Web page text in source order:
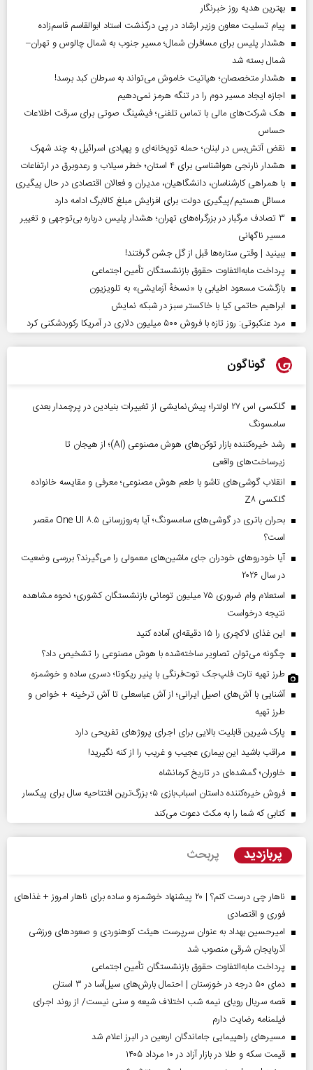
بهترین هدیه روز خبرنگار
پیام تسلیت معاون وزیر ارشاد در پی درگذشت استاد ابوالقاسم قاسم‌زاده
هشدار پلیس برای مسافران شمال؛ مسیر جنوب به شمال چالوس و تهران–
شمال بسته شد
هشدار متخصصان؛ هپاتیت خاموش می‌تواند به سرطان کبد برسد!
اجازه ایجاد مسیر دوم را در تنگه هرمز نمی‌دهیم
هک شرکت‌های مالی با تماس تلفنی؛ فیشینگ صوتی برای سرقت اطلاعات
حساس
نقض آتش‌بس در لبنان؛ حمله توپخانه‌ای و پهپادی اسرائیل به چند شهرک
هشدار نارنجی هواشناسی برای ۴ استان؛ خطر سیلاب و رعدوبرق در ارتفاعات
با همراهی کارشناسان، دانشگاهیان، مدیران و فعالان اقتصادی در حال پیگیری
مسائل هستیم/پیگیری دولت برای افزایش مبلغ کالابرگ ادامه دارد
۳ تصادف مرگبار در بزرگراه‌های تهران؛ هشدار پلیس درباره بی‌توجهی و تغییر
مسیر ناگهانی
ببینید | وقتی ستاره‌ها قبل از گل جشن گرفتند!
پرداخت مابه‌التفاوت حقوق بازنشستگان تأمین اجتماعی
بازگشت مسعود اطیابی با «نسخهٔ آزمایشی» به تلویزیون
ابراهیم حاتمی کیا با خاکستر سبز در شبکه نمایش
مرد عنکبوتی: روز تازه با فروش ۵۰۰ میلیون دلاری در آمریکا رکوردشکنی کرد
گوناگون
گلکسی اس ۲۷ اولترا؛ پیش‌نمایشی از تغییرات بنیادین در پرچمدار بعدی
سامسونگ
رشد خیره‌کننده بازار توکن‌های هوش مصنوعی (AI)؛ از هیجان تا
زیرساخت‌های واقعی
انقلاب گوشی‌های تاشو‌ با طعم هوش مصنوعی؛ معرفی و مقایسه خانواده
گلکسی Z۸
بحران باتری در گوشی‌های سامسونگ؛ آیا به‌روزرسانی One UI ۸.۵ مقصر
است؟
آیا خودروهای خودران جای ماشین‌های معمولی را می‌گیرند؟ بررسی وضعیت
در سال ۲۰۲۶
استعلام وام ضروری ۷۵ میلیون تومانی بازنشستگان کشوری؛ نحوه مشاهده
نتیجه درخواست
این غذای لاکچری را ۱۵ دقیقه‌ای آماده کنید
چگونه می‌توان تصاویر ساخته‌شده با هوش مصنوعی را تشخیص داد؟
طرز تهیه تارت فلپ‌جک توت‌فرنگی با پنیر ریکوتا؛ دسری ساده و خوشمزه
آشنایی با آش‌های اصیل ایرانی؛ از آش عباسعلی تا آش ترخینه + خواص و
طرز تهیه
پارک شیرین قابلیت‌ بالایی برای اجرای پروژهای تفریحی دارد
مراقب باشید این بیماری عجیب و غریب را از کنه نگیرید!
خاوران؛ گمشده‌ای در تاریخ کرمانشاه
فروش خیره‌کننده داستان اسباب‌بازی ۵؛ بزرگ‌ترین افتتاحیه سال برای پیکسار
کتابی که شما را به مکث دعوت می‌کند
پربازدید پربحث
ناهار چی درست کنم؟ | ۲۰ پیشنهاد خوشمزه و ساده برای ناهار امروز + غذاهای
فوری و اقتصادی
امیرحسین بهداد به عنوان سرپرست هیئت کوهنوردی و صعودهای ورزشی
آذربایجان شرقی منصوب شد
پرداخت مابه‌التفاوت حقوق بازنشستگان تأمین اجتماعی
دمای ۵۰ درجه در خوزستان | احتمال بارش‌های سیل‌آسا در ۳ استان
قصه سریال رویای نیمه شب اختلاف شیعه و سنی نیست/ از روند اجرای
فیلمنامه رضایت دارم
مسیر‌های راهپیمایی جاماندگان اربعین در البرز اعلام شد
قیمت سکه و طلا در بازار آزاد در ۱۰ مرداد ۱۴۰۵